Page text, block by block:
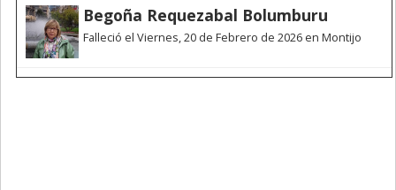
Begoña Requezabal Bolumburu
Falleció el Viernes, 20 de Febrero de 2026 en Montijo